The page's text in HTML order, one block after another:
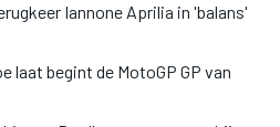
Iannone Aprilia in 'balans'
laat begint de MotoGP GP van